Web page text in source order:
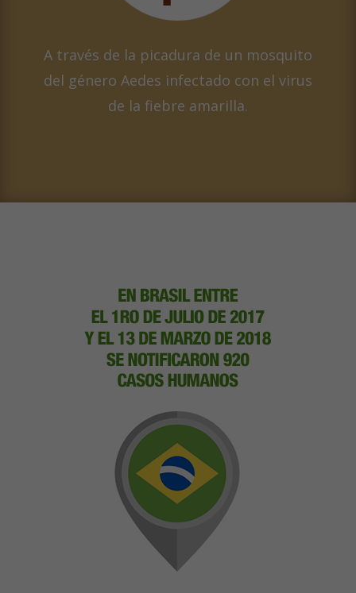
A través de la picadura de un mosquito
del género Aedes infectado con el virus
de la fiebre amarilla.